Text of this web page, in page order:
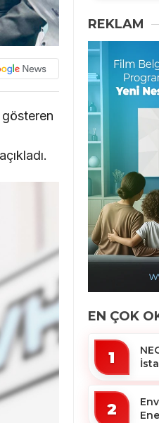
REKLAM
EN ÇOK
1
2